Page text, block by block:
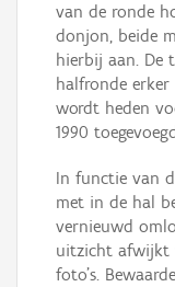
van de ronde
donjon, beide
hierbij aan. De
halfronde
wordt heden
1990
In functie van
met in de hal
vernieuwd
uitzicht afwijkt
foto’s.